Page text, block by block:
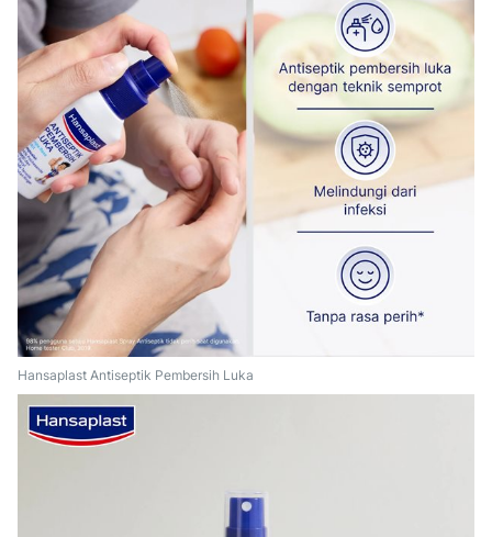
Hansaplast Antiseptik Pembersih Luka